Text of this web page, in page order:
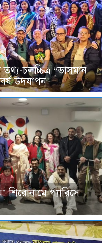
তথ্য-চলচ্চিত্র “ভাসমান
উদযাপন
শিরোনামে প্যারিসে